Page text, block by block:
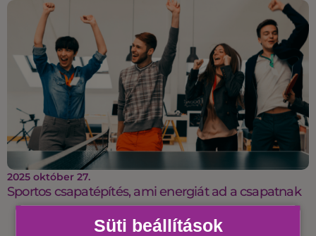
2025 október 27.
Sportos csapatépítés, ami energiát ad a csapatnak
Süti beállítások